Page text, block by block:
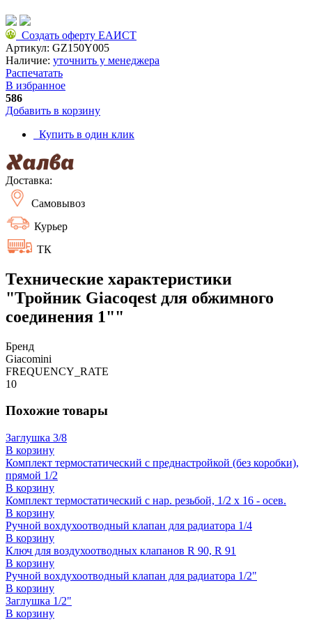
Создать оферту ЕАИСТ
Артикул: GZ150Y005
Наличие: уточнить у менеджера
Распечатать
В избранное
586
Добавить в корзину
Купить в один клик
Доставка:
Самовывоз
Курьер
ТК
Технические характеристики
"Тройник Giacoqest для обжимного
соединения 1""
Бренд
Giacomini
FREQUENCY_RATE
10
Похожие товары
Заглушка 3/8
В корзину
Комплект термостатический c преднастройкой (без коробки),
прямой 1/2
В корзину
Комплект термостатический с нар. резьбой, 1/2 x 16 - осев.
В корзину
Ручной вохдухоотводный клапан для радиатора 1/4
В корзину
Ключ для воздухоотводных клапанов R 90, R 91
В корзину
Ручной вохдухоотводный клапан для радиатора 1/2"
В корзину
Заглушка 1/2"
В корзину